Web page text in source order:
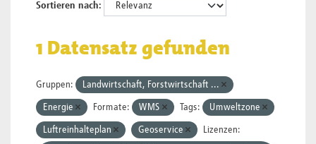
Sortieren nach
1 Datensatz gefunden
Gruppen: Landwirtschaft, Forstwirtschaft ...
Energie Formate: WMS Tags: Umweltzone
Luftreinhalteplan Geoservice
Lizenzen: